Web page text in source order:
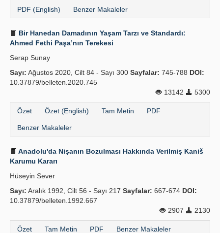
PDF (English) Benzer Makaleler
Bir Hanedan Damadının Yaşam Tarzı ve Standardı:
Ahmed Fethi Paşa’nın Terekesi
Serap Sunay
Sayı: Ağustos 2020, Cilt 84 - Sayı 300 Sayfalar: 745-788 DOI:
10.37879/belleten.2020.745
13142
5300
Özet Özet (English) Tam Metin PDF
Benzer Makaleler
Anadolu'da Nişanın Bozulması Hakkında Verilmiş Kaniš
Karumu Kararı
Hüseyin Sever
Sayı: Aralık 1992, Cilt 56 - Sayı 217 Sayfalar: 667-674 DOI:
10.37879/belleten.1992.667
2907
2130
Özet Tam Metin PDF Benzer Makaleler